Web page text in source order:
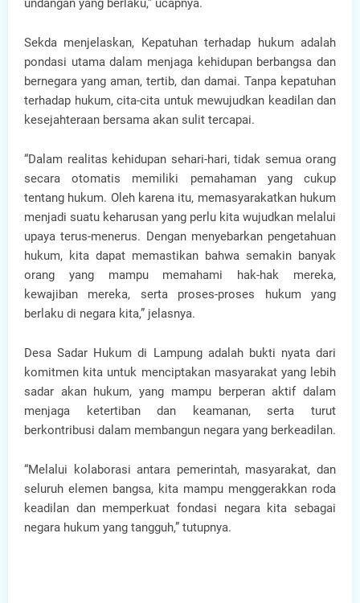
undangan yang berlaku,” ucapnya.
Sekda menjelaskan, Kepatuhan terhadap hukum adalah
pondasi utama dalam menjaga kehidupan berbangsa dan
bernegara yang aman, tertib, dan damai. Tanpa kepatuhan
terhadap hukum, cita-cita untuk mewujudkan keadilan dan
kesejahteraan bersama akan sulit tercapai.
“Dalam realitas kehidupan sehari-hari, tidak semua orang
secara otomatis memiliki pemahaman yang cukup
tentang hukum. Oleh karena itu, memasyarakatkan hukum
menjadi suatu keharusan yang perlu kita wujudkan melalui
upaya terus-menerus. Dengan menyebarkan pengetahuan
hukum, kita dapat memastikan bahwa semakin banyak
orang yang mampu memahami hak-hak mereka,
kewajiban mereka, serta proses-proses hukum yang
berlaku di negara kita,” jelasnya.
Desa Sadar Hukum di Lampung adalah bukti nyata dari
komitmen kita untuk menciptakan masyarakat yang lebih
sadar akan hukum, yang mampu berperan aktif dalam
menjaga ketertiban dan keamanan, serta turut
berkontribusi dalam membangun negara yang berkeadilan.
“Melalui kolaborasi antara pemerintah, masyarakat, dan
seluruh elemen bangsa, kita mampu menggerakkan roda
keadilan dan memperkuat fondasi negara kita sebagai
negara hukum yang tangguh,” tutupnya.